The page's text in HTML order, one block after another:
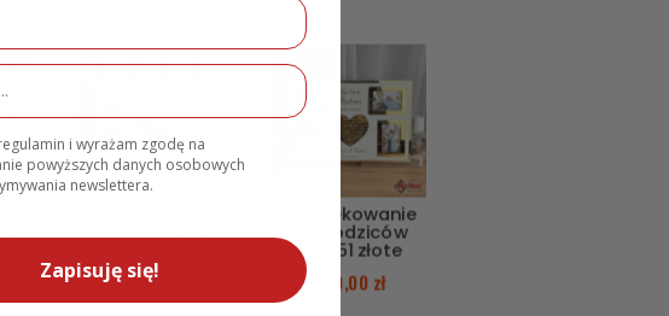
dla rodziców
149,00
Podziękowanie
dla rodziców
MD351 złote
250,00 zł
i wyrażam zgodę na
powyższych danych osobowych
newslettera.
Zapisuję się!